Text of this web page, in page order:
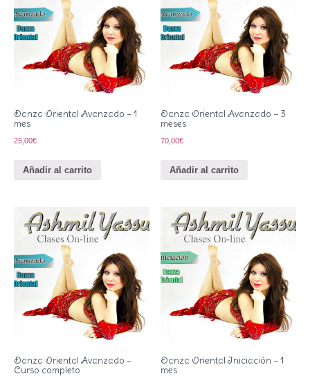
Danza Oriental Avanzado – 1
mes
25,00€
Añadir al carrito
Danza Oriental Avanzado – 3
meses
70,00€
Añadir al carrito
Danza Oriental Avanzado –
Curso completo
Danza Oriental Iniciación – 1
mes